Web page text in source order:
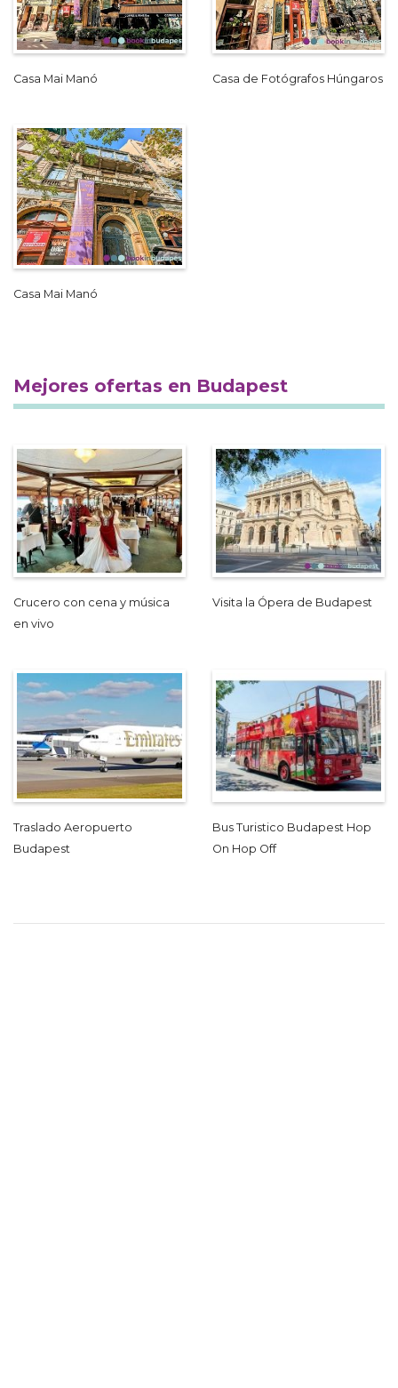
Casa Mai Manó Casa de Fotógrafos Húngaros
Casa Mai Manó
Mejores ofertas en Budapest
Crucero con cena y música
en vivo
Visita la Ópera de Budapest
Traslado Aeropuerto
Budapest
Bus Turistico Budapest Hop
On Hop Off